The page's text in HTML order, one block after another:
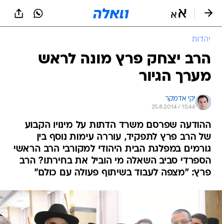
יהדות
הרב יצחק פרץ מונה לראש
מערך הגיור
יקי אדמקר
25.8.2014 / 15:44
ההודעה שפרסם משרד הדתות על מינויו הקבוע
של הרב פרץ לתפקיד, עוררה עימות נוסף בין
גורמים במפלגת הבית היהודי למקורבי הרב הראשי
הספרדי סביב השאלה מי הוביל את בחירתו? הרב
פרץ: "מצפה לעבוד בשיתוף פעולה עם כולם"